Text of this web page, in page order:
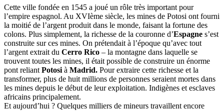
Cette ville fondée en 1545 a joué un rôle très important pour
l’empire espagnol. Au XVIème siècle, les mines de Potosi ont fourni
la moitié de l’argent produit dans le monde, faisant la fortune des
colons. Plus simplement, la richesse de la couronne d’Espagne s’est
construite sur ces mines. On prétendait à l’époque qu’avec tout
l’argent extrait du Cerro Rico – la montagne dans laquelle se
trouvent toutes les mines, il était possible de construire un énorme
pont reliant Potosi à Madrid. Pour extraire cette richesse et la
transformer, plus de huit millions de personnes seraient mortes dans
les mines depuis le début de leur exploitation. Indigènes et esclaves
africains principalement.
Et aujourd’hui ? Quelques milliers de mineurs travaillent encore